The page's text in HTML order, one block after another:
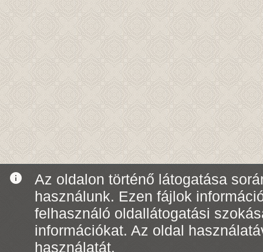
info
Az oldalon történő látogatása
használunk. Ezen fájlok
felhasználó oldallátogatási
információkat. Az oldal
használatát.